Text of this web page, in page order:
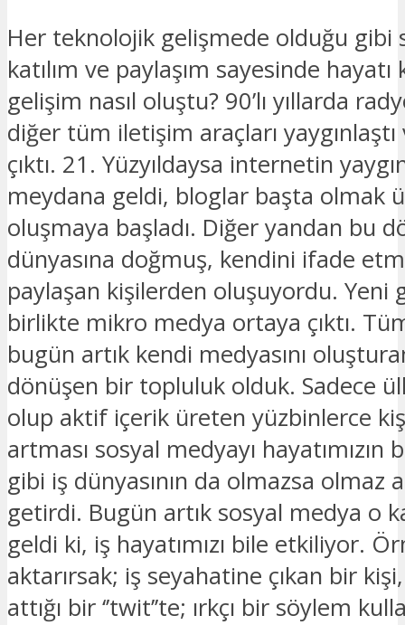
Her teknolojik gelişmede olduğu gibi
katılım ve paylaşım sayesinde
gelişim nasıl oluştu? 90’lı yıllarda
diğer tüm iletişim araçları
çıktı. 21. Yüzyıldaysa internetin
meydana geldi, bloglar başta olmak
oluşmaya başladı. Diğer yandan bu
dünyasına doğmuş, kendini ifade
paylaşan kişilerden oluşuyordu. Yeni
birlikte mikro medya ortaya çıktı.
bugün artık kendi medyasını
dönüşen bir topluluk olduk. Sadece
olup aktif içerik üreten yüzbinlerce kişi
artması sosyal medyayı
gibi iş dünyasının da olmazsa olmaz
getirdi. Bugün artık sosyal medya o
geldi ki, iş hayatımızı bile etkiliyor.
aktarırsak; iş seyahatine çıkan bir
attığı bir ‘’twit’’te; ırkçı bir söylem